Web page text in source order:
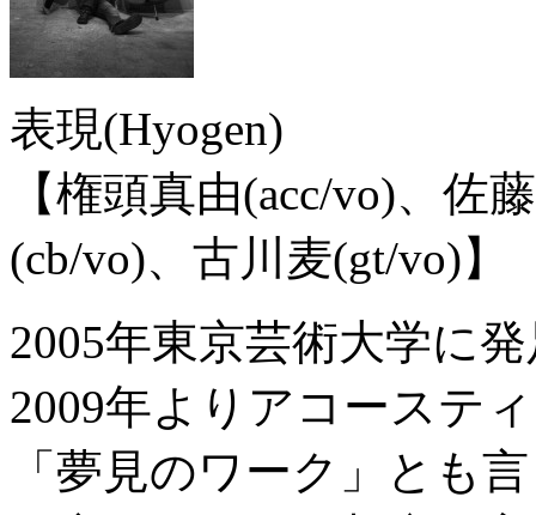
表現(Hyogen)
【権頭真由(acc/vo)、佐
(cb/vo)、古川麦(gt/vo)】
2005年東京芸術大学に
2009年よりアコーステ
「夢見のワーク」とも